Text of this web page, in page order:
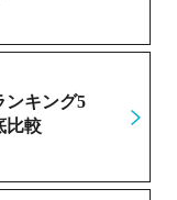
ンキング5
比較